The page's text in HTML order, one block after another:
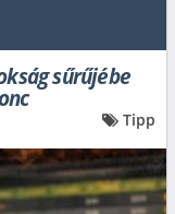
sűrűjébe
Tipp